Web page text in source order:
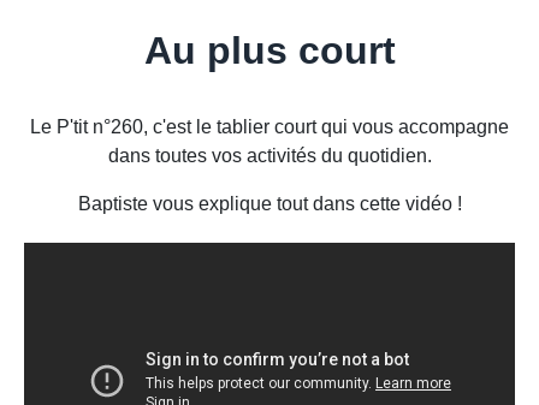
Au plus court
Le P'tit n°260, c'est le tablier court qui vous accompagne
dans toutes vos activités du quotidien.
Baptiste vous explique tout dans cette vidéo !